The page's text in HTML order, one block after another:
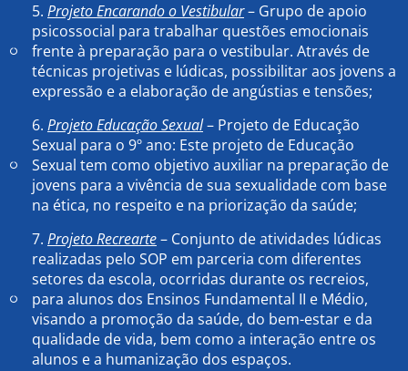
5. Projeto Encarando o Vestibular– Grupo de apoio
psicossocial para trabalhar questões emocionais
frente à preparação para o vestibular. Através de
técnicas projetivas e lúdicas, possibilitar aos jovens a
expressão e a elaboração de angústias e tensões;
6. Projeto Educação Sexual– Projeto de Educação
Sexual para o 9º ano: Este projeto de Educação
Sexual tem como objetivo auxiliar na preparação de
jovens para a vivência de sua sexualidade com base
na ética, no respeito e na priorização da saúde;
7. Projeto Recrearte– Conjunto de atividades lúdicas
realizadas pelo SOP em parceria com diferentes
setores da escola, ocorridas durante os recreios,
para alunos dos Ensinos Fundamental II e Médio,
visando a promoção da saúde, do bem-estar e da
qualidade de vida, bem como a interação entre os
alunos e a humanização dos espaços.